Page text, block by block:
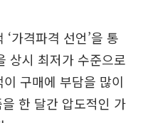
가격파격 선언’을 통
상시 최저가 수준으로
구매에 부담을 많이
한 달간 압도적인 가